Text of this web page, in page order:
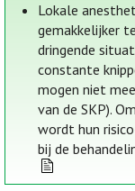
Lokale
gemakkelijker
dringende
constante
mogen niet
van de SKP).
wordt hun
bij de